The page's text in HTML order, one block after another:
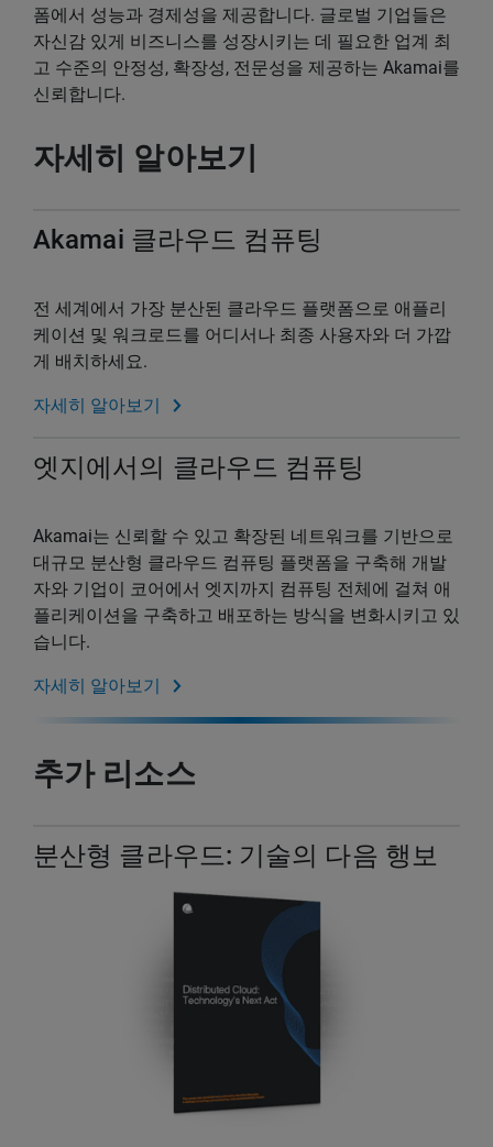
폼에서 성능과 경제성을 제공합니다. 글로벌 기업들은
자신감 있게 비즈니스를 성장시키는 데 필요한 업계 최
고 수준의 안정성, 확장성, 전문성을 제공하는 Akamai를
신뢰합니다.
자세히 알아보기
Akamai 클라우드 컴퓨팅
전 세계에서 가장 분산된 클라우드 플랫폼으로 애플리
케이션 및 워크로드를 어디서나 최종 사용자와 더 가깝
게 배치하세요.
자세히 알아보기
엣지에서의 클라우드 컴퓨팅
Akamai는 신뢰할 수 있고 확장된 네트워크를 기반으로
대규모 분산형 클라우드 컴퓨팅 플랫폼을 구축해 개발
자와 기업이 코어에서 엣지까지 컴퓨팅 전체에 걸쳐 애
플리케이션을 구축하고 배포하는 방식을 변화시키고 있
습니다.
자세히 알아보기
추가 리소스
분산형 클라우드: 기술의 다음 행보